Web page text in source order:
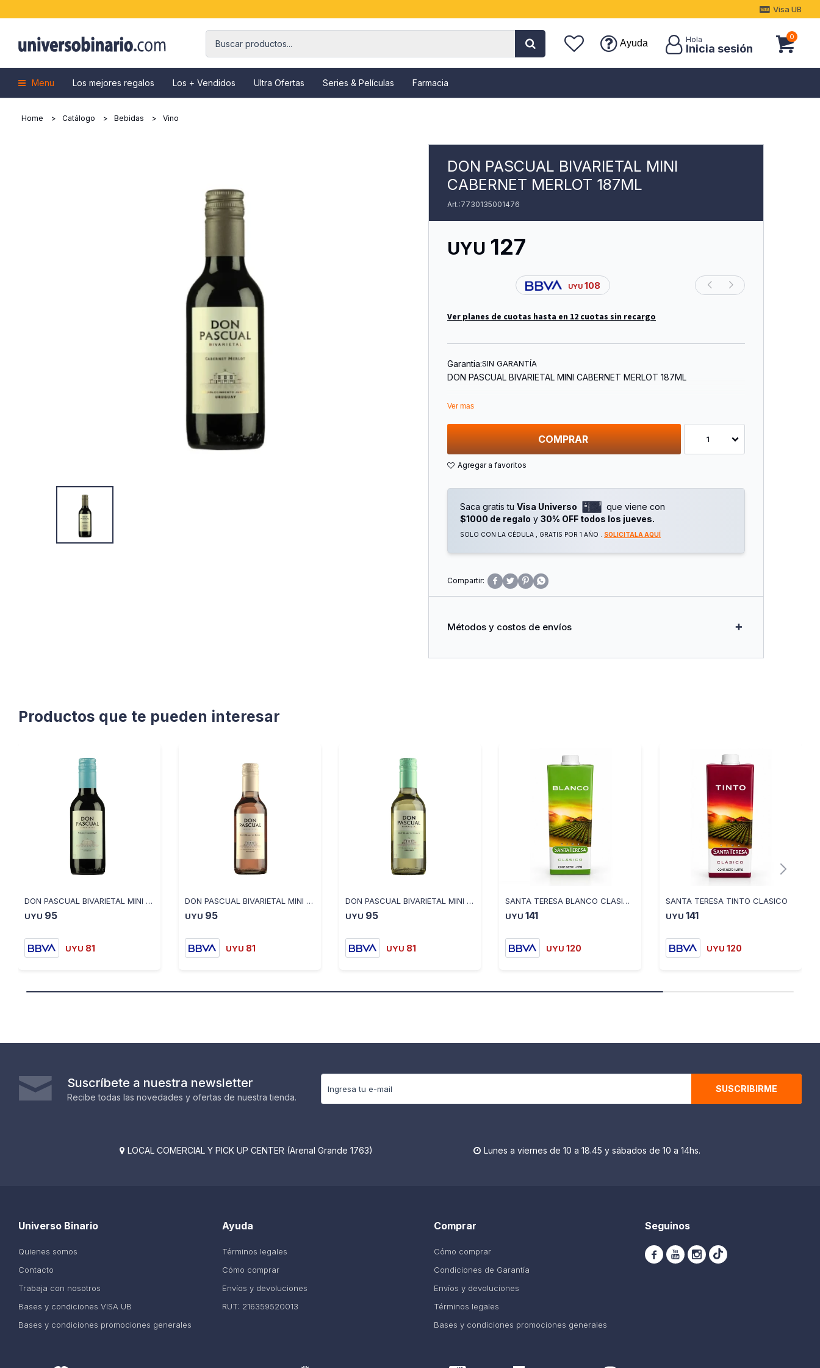
Menu Los mejores regalos Los + Vendidos Ultra Ofertas Series & Películas Farmacia
Ayuda
0
Visa UB
Home Catálogo Bebidas Vino
DON PASCUAL BIVARIETAL MINI
CABERNET MERLOT 187ML
7730135001476
UYU 127
UYU 108
Ver planes de cuotas hasta en 12 cuotas sin recargo
Garantia:SIN GARANTÍA
DON PASCUAL BIVARIETAL MINI CABERNET MERLOT 187ML
Ver mas
COMPRAR 1
Saca gratis tu Visa Universo
que viene con
$1000 de regalo y 30% OFF todos los jueves.
SOLO CON LA CÉDULA , GRATIS POR 1 AÑO . SOLICITALA AQUÍ
   
Métodos y costos de envíos
Productos que te pueden interesar
DON PASCUAL BIVARIETAL MINI MALBEC CABERNET 187ML
UYU 95
UYU 81
DON PASCUAL BIVARIETAL MINI BRUT BLANC DE NOIRS 187ML
UYU 95
UYU 81
DON PASCUAL BIVARIETAL MINI BLANC DE BLANCS 187ML
UYU 95
UYU 81
SANTA TERESA BLANCO CLASICO
UYU 141
UYU 120
SANTA TERESA TINTO CLASICO
UYU 141
UYU 120
Suscríbete a nuestra newsletter
Recibe todas las novedades y ofertas de nuestra tienda.
SUSCRIBIRME
 LOCAL COMERCIAL Y PICK UP CENTER (Arenal Grande 1763)  Lunes a viernes de 10 a 18.45 y sábados de 10 a 14hs.
Ayuda
Términos legales
Cómo comprar
Envíos y devoluciones
RUT: 216359520013
Universo Binario
Quienes somos
Contacto
Trabaja con nosotros
Bases y condiciones VISA UB
Bases y condiciones promociones generales
Comprar
Cómo comprar
Condiciones de Garantía
Envíos y devoluciones
Términos legales
Bases y condiciones promociones generales
Seguinos
  